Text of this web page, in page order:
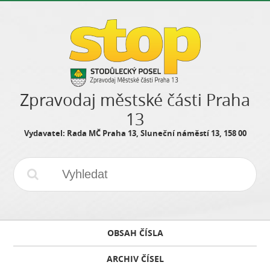
Zpravodaj městské části Praha
13
Vydavatel: Rada MČ Praha 13, Sluneční náměstí 13, 158 00
OBSAH ČÍSLA
ARCHIV ČÍSEL